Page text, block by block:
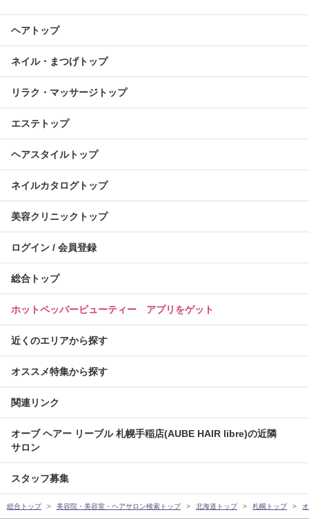
ヘアトップ
ネイル・まつげトップ
リラク・マッサージトップ
エステトップ
ヘアスタイルトップ
ネイルカタログトップ
美容クリニックトップ
ログイン / 会員登録
総合トップ
ホットペッパービューティー アプリをゲット
近くのエリアから探す
オススメ特集から探す
関連リンク
オーブ ヘアー リーブル 札幌手稲店(AUBE HAIR libre)の近隣
サロン
スタッフ募集
総合トップ 美容院・美容室・ヘアサロン検索トップ 北海道トップ 札幌トップ